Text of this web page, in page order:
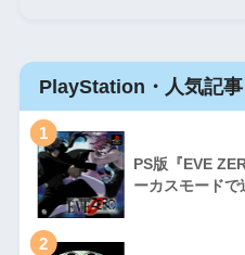
PlayStation・人気記事
1
PS版『EVE
ーカスモード
2